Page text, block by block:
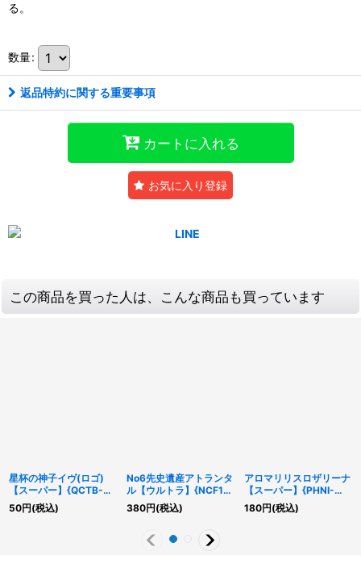
る。
数量:
返品特約に関する重要事項
カートに入れる
お気に入り登録
この商品を買った人は、こんな商品も買っています
星杯の神子イヴ(ロゴ)
【スーパー】{QCTB-
JP043}《シンクロ》
50円(税込)
No6先史遺産アトランタ
ル【ウルトラ】{NCF1-
JP006}《エクシーズ》
380円(税込)
アロマリリスロザリーナ
【スーパー】{PHNI-
JP022}《モンスター》
180円(税込)